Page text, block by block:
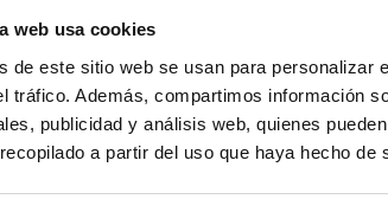
web usa cookies
de este sitio web se usan para
tráfico. Además, compartimos información
publicidad y análisis web, quienes
a partir del uso que haya hecho de
minimalista y estructura
espacioso lo hace ideal para
el acabado aporta un toque